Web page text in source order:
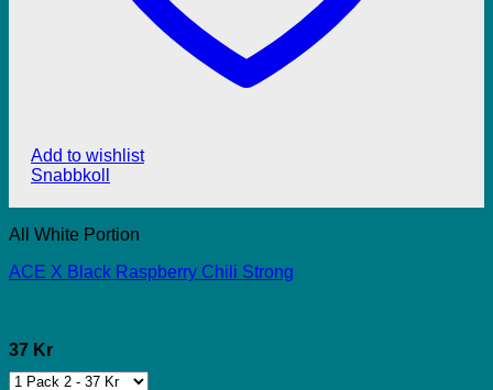
Add to wishlist
Snabbkoll
All White Portion
ACE X Black Raspberry Chili Strong
37 Kr